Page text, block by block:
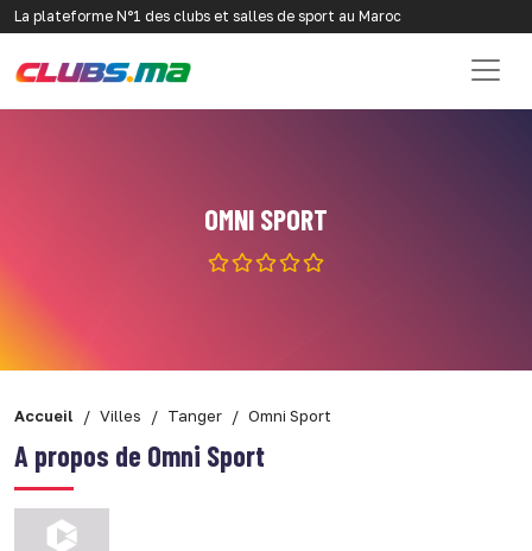
La plateforme N°1 des clubs et salles de sport au Maroc
OMNI SPORT
Accueil Villes Tanger Omni Sport
A propos de Omni Sport